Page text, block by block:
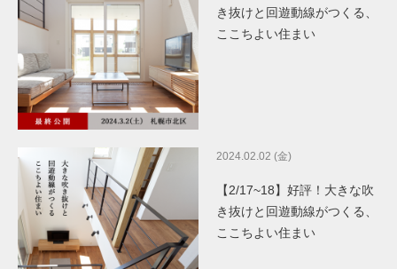
き抜けと回遊動線がつくる、
ここちよい住まい
2024.02.02 (金)
【2/17~18】好評！大きな吹
き抜けと回遊動線がつくる、
ここちよい住まい